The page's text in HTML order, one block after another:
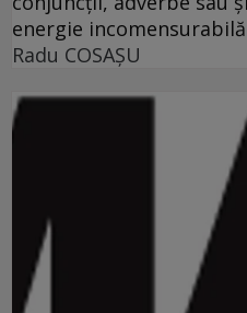
energie
Radu COSAŞU